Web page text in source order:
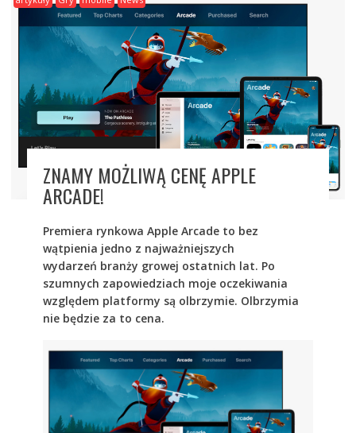
ZNAMY MOŻLIWĄ CENĘ APPLE
ARCADE!
Premiera rynkowa Apple Arcade to bez
wątpienia jedno z najważniejszych
wydarzeń branży growej ostatnich lat. Po
szumnych zapowiedziach moje oczekiwania
względem platformy są olbrzymie. Olbrzymia
nie będzie za to cena.